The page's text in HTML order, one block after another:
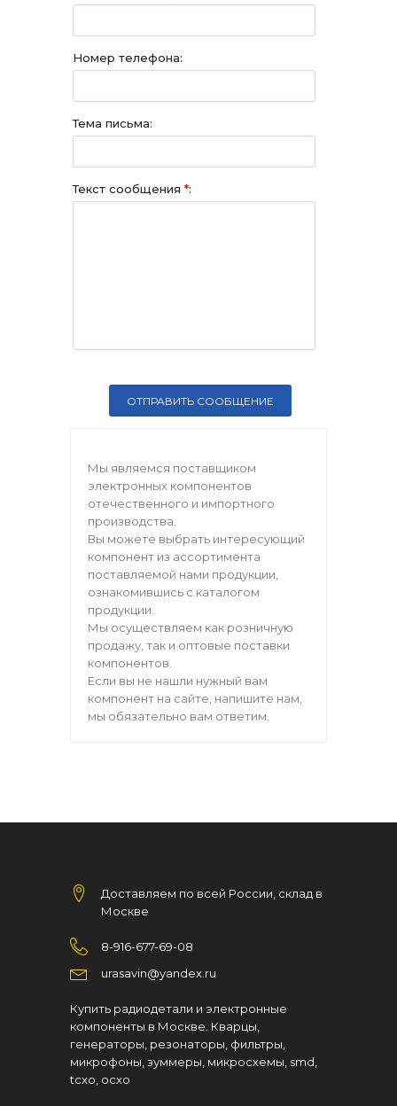
Номер телефона:
Тема письма:
Текст сообщения *:
Мы являемся поставщиком
электронных компонентов
отечественного и импортного
производства.
Вы можете выбрать интересующий
компонент из ассортимента
поставляемой нами продукции,
ознакомившись с каталогом
продукции.
Мы осуществляем как розничную
продажу, так и оптовые поставки
компонентов.
Если вы не нашли нужный вам
компонент на сайте, напишите нам,
мы обязательно вам ответим.
Доставляем по всей России, склад в
Москве
8-916-677-69-08
urasavin@yandex.ru
Купить радиодетали и электронные
компоненты в Москве. Кварцы,
генераторы, резонаторы, фильтры,
микрофоны, зуммеры, микросхемы, smd,
tcxo, ocxo